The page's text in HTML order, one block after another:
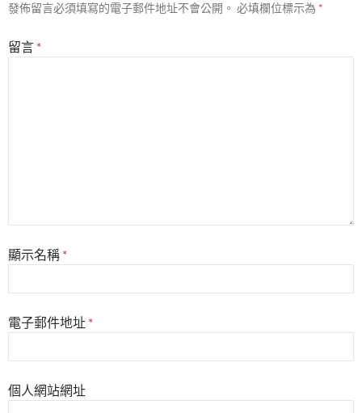
發佈留言必須填寫的電子郵件地址不會公開。 必填欄位標示為 *
留言 *
顯示名稱 *
電子郵件地址 *
個人網站網址